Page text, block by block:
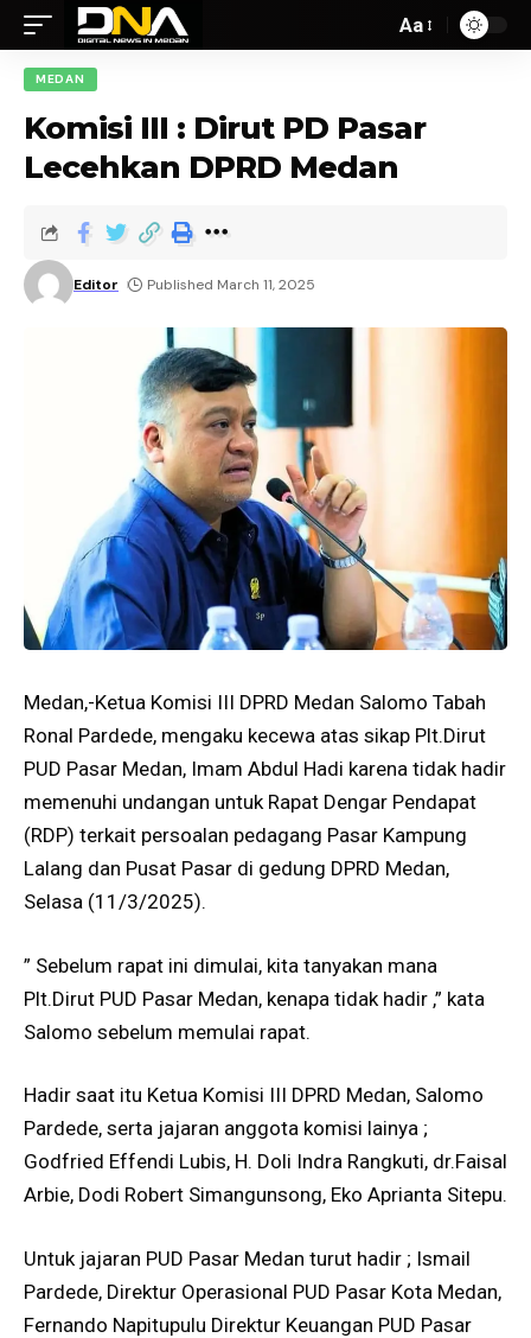
Aa
MEDAN
Komisi III : Dirut PD Pasar
Lecehkan DPRD Medan
Editor Published March 11, 2025
Medan,-Ketua Komisi III DPRD Medan Salomo Tabah
Ronal Pardede, mengaku kecewa atas sikap Plt.Dirut
PUD Pasar Medan, Imam Abdul Hadi karena tidak hadir
memenuhi undangan untuk Rapat Dengar Pendapat
(RDP) terkait persoalan pedagang Pasar Kampung
Lalang dan Pusat Pasar di gedung DPRD Medan,
Selasa (11/3/2025).
” Sebelum rapat ini dimulai, kita tanyakan mana
Plt.Dirut PUD Pasar Medan, kenapa tidak hadir ,” kata
Salomo sebelum memulai rapat.
Hadir saat itu Ketua Komisi III DPRD Medan, Salomo
Pardede, serta jajaran anggota komisi lainya ;
Godfried Effendi Lubis, H. Doli Indra Rangkuti, dr.Faisal
Arbie, Dodi Robert Simangunsong, Eko Aprianta Sitepu.
Untuk jajaran PUD Pasar Medan turut hadir ; Ismail
Pardede, Direktur Operasional PUD Pasar Kota Medan,
Fernando Napitupulu Direktur Keuangan PUD Pasar